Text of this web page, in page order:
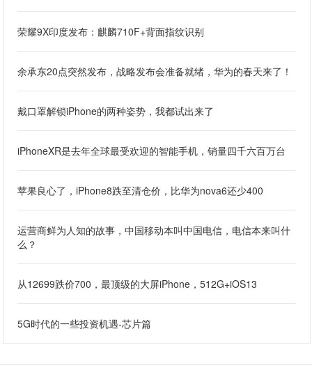
荣耀9X印度发布：麒麟710F+背面指纹识别
余承东20点突然发布，战略发布会准备就绪，华为的春天来了！
戴口罩解锁iPhone的两种姿势，我都试出来了
iPhoneXR是去年全球最受欢迎的智能手机，销量四千六百万台
苹果良心了，iPhone8跌至清仓价，比华为nova6还少400
运营商鲜为人知的故事，中国移动本叫中国电信，电信本来叫什
么？
从12699跌价700，最顶级的大屏iPhone，512G+iOS13
5G时代的一些投资机遇-芯片篇